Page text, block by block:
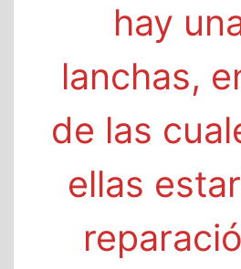
hay
lanchas,
de las
ellas